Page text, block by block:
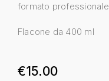
formato professionale
Flacone da 400 ml
€15.00